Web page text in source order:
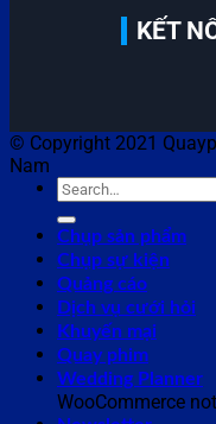
KẾT
© Copyright 2021
Nam
Chụp sản phẩm
Chụp sự kiện
Quảng cáo
Dịch vụ cưới hỏi
Khuyến mại
Quay phim
Wedding Planner
WooCommerce